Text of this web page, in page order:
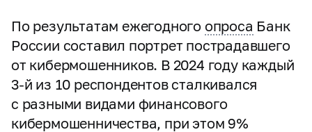
По результатам ежегодного опроса Банк
России составил портрет пострадавшего
от кибермошенников. В 2024 году каждый
3-й из 10 респондентов сталкивался
с разными видами финансового
кибермошенничества, при этом 9%